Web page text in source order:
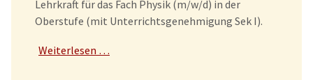
Lehrkraft für das Fach Physik (m/w/d) in der
Oberstufe (mit Unterrichtsgenehmigung Sek I).
Weiterlesen …